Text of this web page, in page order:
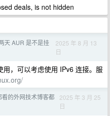
deals, is not hidden
天 AUR 是不是挂
2025 年 8 月 13
日
，可以考虑使用 IPv6 连接。服
看的外网技术博客都
2025 年 3 月 25
日